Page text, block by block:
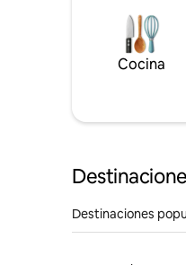
Cocina
Destinaciones